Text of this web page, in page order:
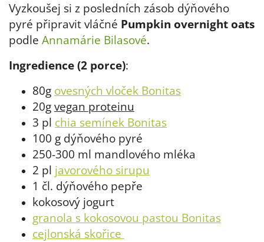
Vyzkoušej si z posledních zásob dýňového
pyré připravit vláčné Pumpkin overnight oats
podle Annamárie Bilasové.
Ingredience (2 porce):
80g ovesných vloček Bonitas
20g vegan proteinu
3 pl chia semínek Bonitas
100 g dýňového pyré
250-300 ml mandlového mléka
2 pl javorového sirupu
1 čl. dýňového pepře
kokosový jogurt
granola s kokosovou pastou Bonitas
cejlonská skořice